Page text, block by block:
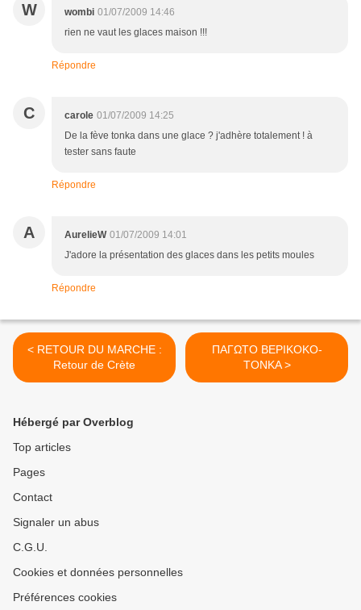
W wombi 01/07/2009 14:46
rien ne vaut les glaces maison !!!
Répondre
C carole 01/07/2009 14:25
De la fève tonka dans une glace ? j'adhère totalement ! à
tester sans faute
Répondre
A AurelieW 01/07/2009 14:01
J'adore la présentation des glaces dans les petits moules
Répondre
< RETOUR DU MARCHE :
Retour de Crète
ΠΑΓΩΤΟ ΒΕΡΙΚΟΚΟ-
ΤΟΝΚΑ >
Hébergé par Overblog
Top articles
Pages
Contact
Signaler un abus
C.G.U.
Cookies et données personnelles
Préférences cookies